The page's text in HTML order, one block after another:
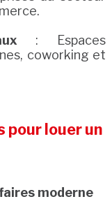
: Espaces
coworking et
louer un
moderne